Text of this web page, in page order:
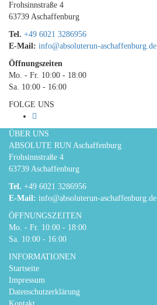
Frohsinnstraße 4
63739 Aschaffenburg
Tel. +49 6021 3286956
E-Mail: info@absoluterun-aschaffenburg.de
Öffnungszeiten
Mo. - Fr. 10:00 - 18:00
Sa. 10:00 - 16:00
FOLGE UNS
ÜBER UNS
ABSOLUTE RUN Aschaffenburg
Frohsinnstraße 4
63739 Aschaffenburg
Tel. +49 6021 3286956
E-Mail: info@absoluterun-aschaffenburg.de
ÖFFNUNGSZEITEN
Mo. - Fr. 10:00 - 18:00
Sa. 10:00 - 16:00
INFORMATIONEN
Startseite
Impressum
Datenschutzerklärung